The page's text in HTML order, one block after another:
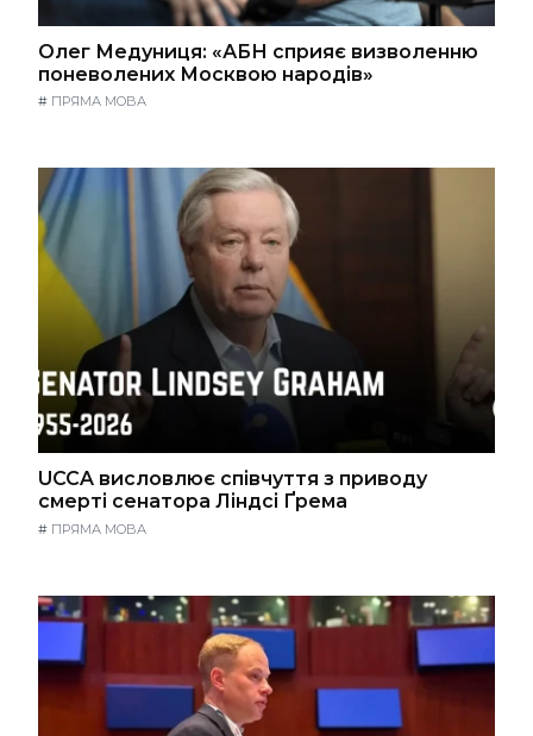
Олег Медуниця: «АБН сприяє визволенню
поневолених Москвою народів»
# ПРЯМА МОВА
UCCA висловлює співчуття з приводу
смерті сенатора Ліндсі Ґрема
# ПРЯМА МОВА